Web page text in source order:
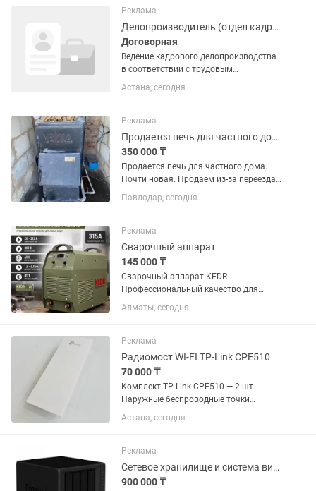
Характеристики: Диаметр:...
Реклама
Делопроизводитель (отдел кадров) в частной школе
Договорная
Ведение кадрового делопроизводства
в соответствии с трудовым
законодательством РК Оформление
приема, перевода, увольнения
договоров, дополнительных
соглашений,...
Астана, сегодня
Реклама
Продается печь для частного дома
350 000 ₸
Продается печь для частного дома.
Почти новая. Продаем из-за переезда.
Все работает отлично. Стоит в селе
КУЛАКОЛЬ, экибастузского района.
есть.
Павлодар, сегодня
Реклама
Сварочный аппарат
145 000 ₸
Сварочный аппарат KEDR
Профессиональный качество для
любых задач Сварочный ток 20-315 А
Напряжение 380 вт ПВ НА МАКС.ТОКЕ
Прочный корпус Отправляем другие
регионы По...
Алматы, сегодня
Реклама
Радиомост WI-FI TP-Link CPE510
70 000 ₸
Комплект TP-Link CPE510 — 2 шт.
Наружные беспроводные точки
доступа 5 ГГц Идеально подходят для
организации радиомоста между
Астана, сегодня
Реклама
Сетевое хранилище и система видеонаблюдения Synology (NAS)
900 000 ₸